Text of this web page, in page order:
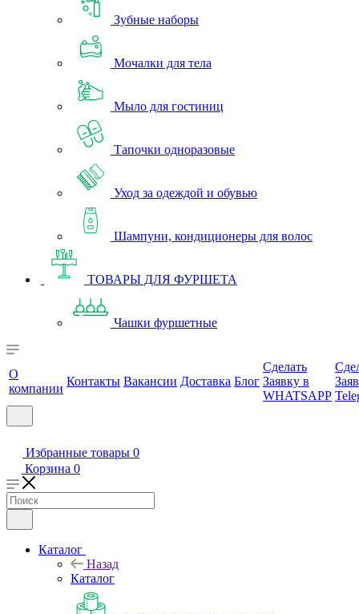
Зубные наборы
Мочалки для тела
Мыло для гостиниц
Тапочки одноразовые
Уход за одеждой и обувью
Шампуни, кондиционеры для волос
ТОВАРЫ ДЛЯ ФУРШЕТА
Чашки фуршетные
О
компании
Контакты Вакансии Доставка Блог
Сделать
Заявку в
WHATSAPP
Избранные товары 0
Корзина 0
Каталог
Назад
Каталог